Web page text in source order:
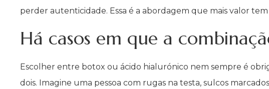
perder autenticidade. Essa é a abordagem que mais valor
Há casos em que a
Escolher entre botox ou ácido hialurónico nem sempre é
dois. Imagine uma pessoa com rugas na testa, sulcos